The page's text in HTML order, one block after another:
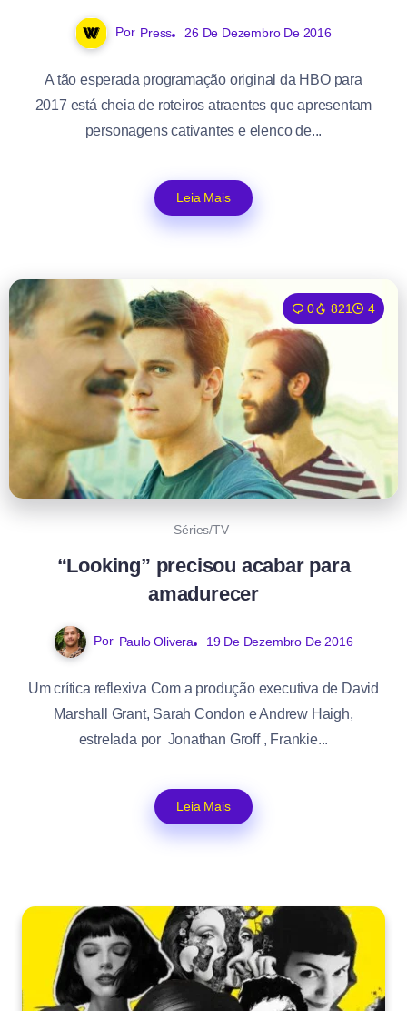
Por Press 26 De Dezembro De 2016
A tão esperada programação original da HBO para
2017 está cheia de roteiros atraentes que apresentam
personagens cativantes e elenco de...
Leia Mais
0 821 4
Séries/TV
“Looking” precisou acabar para
amadurecer
Por Paulo Olivera 19 De Dezembro De 2016
Um crítica reflexiva Com a produção executiva de David
Marshall Grant, Sarah Condon e Andrew Haigh,
estrelada por Jonathan Groff , Frankie...
Leia Mais